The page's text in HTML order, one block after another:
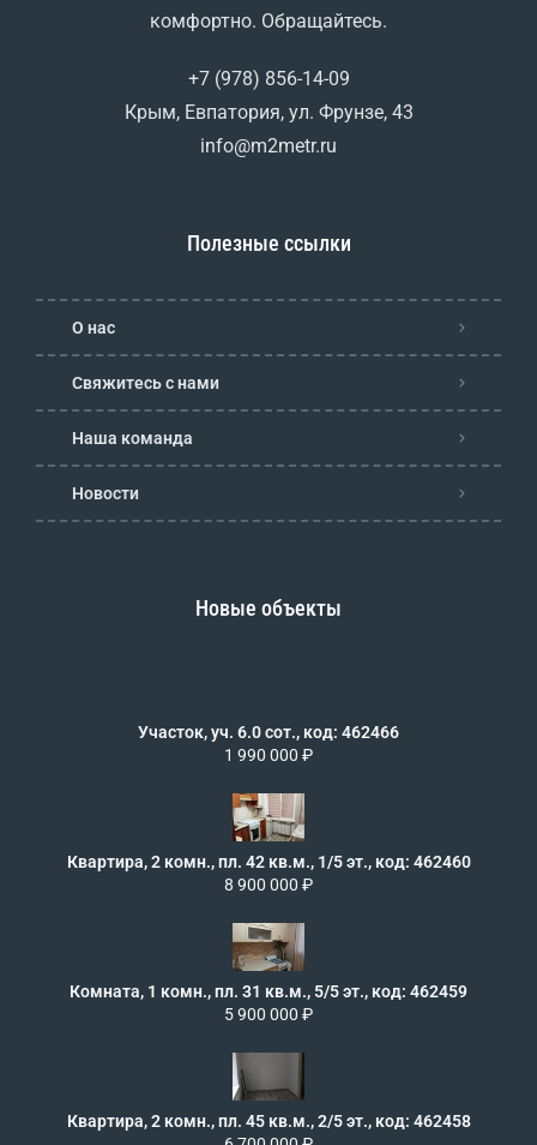
комфортно. Обращайтесь.
+7 (978) 856-14-09
Крым, Евпатория, ул. Фрунзе, 43
info@m2metr.ru
Полезные ссылки
О нас
Свяжитесь с нами
Наша команда
Новости
Новые объекты
Участок, уч. 6.0 сот., код: 462466
1 990 000 ₽
Квартира, 2 комн., пл. 42 кв.м., 1/5 эт., код: 462460
8 900 000 ₽
Комната, 1 комн., пл. 31 кв.м., 5/5 эт., код: 462459
5 900 000 ₽
Квартира, 2 комн., пл. 45 кв.м., 2/5 эт., код: 462458